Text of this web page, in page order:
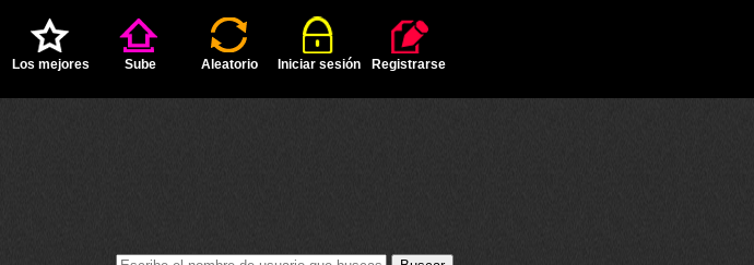
Los mejores Sube Aleatorio Iniciar sesión Registrarse